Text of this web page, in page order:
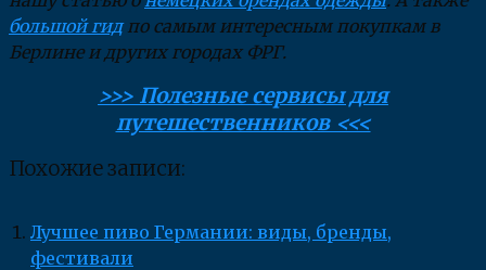
большой гидпо самым интересным покупкам в
Берлине и других городах ФРГ.
>>> Полезные сервисы для
путешественников <<<
Похожие записи:
Лучшее пиво Германии: виды, бренды,
фестивали